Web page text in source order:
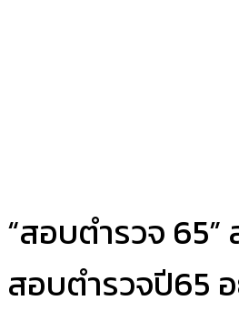
“สอบตำรวจ
สอบตำรวจปี65